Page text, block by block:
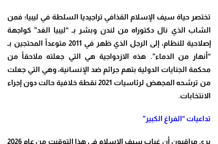
تختصر حياة سيف الإسلام القذافي تراجيديا السلطة في ليبيا؛ فمن
الشاب الذي نال دكتوراه من لندن وبشر بـ “ليبيا الغد” كواجهة
إصلاحية للنظام، إلى الرجل الذي ظهر في 2011 متوعداً المحتجين بـ
“أنهار من الدماء”. هذه الازدواجية هي التي جعلته ملاحقاً من
محكمة الجنايات الدولية بتهم جرائم ضد الإنسانية، وهي التي جعلت
من ترشحه المجهض لرئاسيات 2021 نقطة خلافية حالت دون إجراء
الانتخابات.
تداعيات “الفراغ الكبير”
يرى مراقبون أن غياب سيف الإسلام في هذا التوقيت من عام 2026